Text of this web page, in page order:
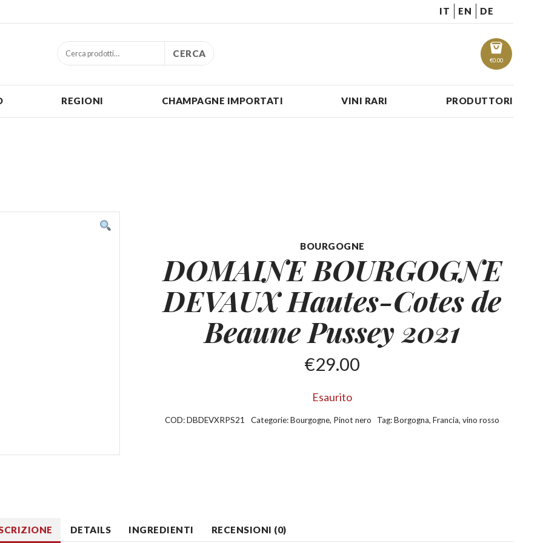
IT EN DE
€0.00
CERCA
REGIONI CHAMPAGNE IMPORTATI VINI RARI PRODUTTORI
BOURGOGNE
DOMAINE BOURGOGNE
DEVAUX Hautes-Cotesde
Beaune Pussey 2021
€29.00
Esaurito
COD:DBDEVXRPS21 Categorie:Bourgogne, Pinot nero Tag:Borgogna,Francia,vino rosso
DETAILS INGREDIENTI RECENSIONI (0)